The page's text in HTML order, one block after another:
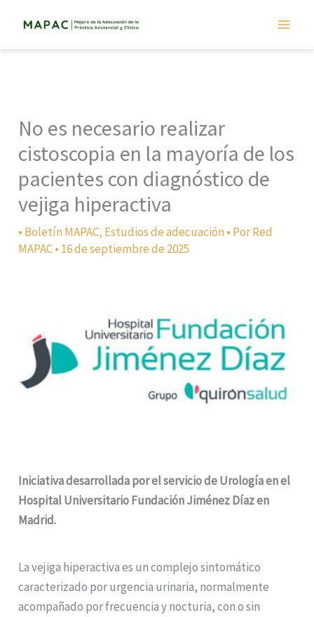
No es necesario realizar
cistoscopia en la mayoría de los
pacientes con diagnóstico de
vejiga hiperactiva
• Boletín MAPAC, Estudios de adecuación • PorRed
MAPAC• 16 de septiembre de 2025
Iniciativa desarrollada por el servicio de Urología en el
Hospital Universitario Fundación Jiménez Díaz en
Madrid.
La vejiga hiperactiva es un complejo sintomático
caracterizado por urgencia urinaria, normalmente
acompañado por frecuencia y nocturia, con o sin